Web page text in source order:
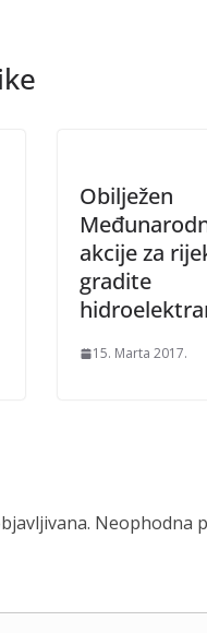
Obilježen
akcije za
gradite
15. Marta 2017.
Neophodna